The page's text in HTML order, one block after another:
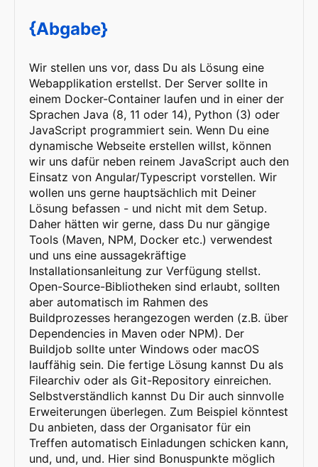
{Abgabe}
Wir stellen uns vor, dass Du als Lösung eine
Webapplikation erstellst. Der Server sollte in
einem Docker-Container laufen und in einer der
Sprachen Java (8, 11 oder 14), Python (3) oder
JavaScript programmiert sein. Wenn Du eine
dynamische Webseite erstellen willst, können
wir uns dafür neben reinem JavaScript auch den
Einsatz von Angular/Typescript vorstellen. Wir
wollen uns gerne hauptsächlich mit Deiner
Lösung befassen - und nicht mit dem Setup.
Daher hätten wir gerne, dass Du nur gängige
Tools (Maven, NPM, Docker etc.) verwendest
und uns eine aussagekräftige
Installationsanleitung zur Verfügung stellst.
Open-Source-Bibliotheken sind erlaubt, sollten
aber automatisch im Rahmen des
Buildprozesses herangezogen werden (z.B. über
Dependencies in Maven oder NPM). Der
Buildjob sollte unter Windows oder macOS
lauffähig sein. Die fertige Lösung kannst Du als
Filearchiv oder als Git-Repository einreichen.
Selbstverständlich kannst Du Dir auch sinnvolle
Erweiterungen überlegen. Zum Beispiel könntest
Du anbieten, dass der Organisator für ein
Treffen automatisch Einladungen schicken kann,
und, und, und. Hier sind Bonuspunkte möglich